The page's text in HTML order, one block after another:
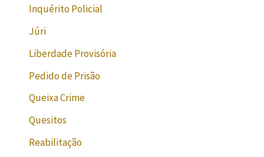
Inquérito Policial
Júri
Liberdade Provisória
Pedido de Prisão
Queixa Crime
Quesitos
Reabilitação